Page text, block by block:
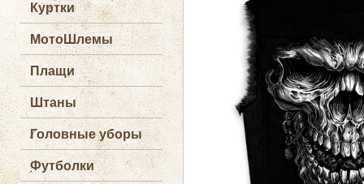
Куртки
МотоШлемы
Плащи
Штаны
Головные уборы
Футболки